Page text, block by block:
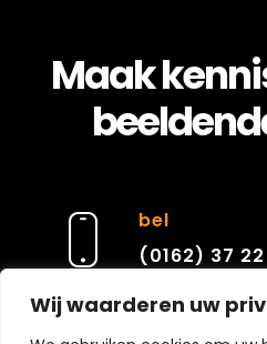
Wij waarderen uw
Maak
bel
(0162) 37